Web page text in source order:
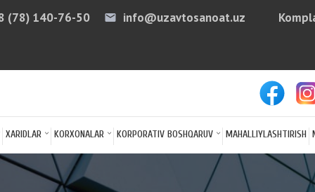
(78) 140-76-50 email info@uzavtosanoat.uz
XARIDLAR KORXONALAR KORPORATIV BOSHQARUV MAHALLIYLASHTIRISH